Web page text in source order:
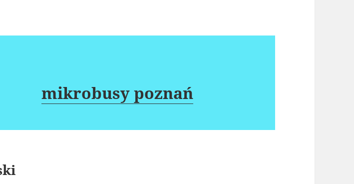
mikrobusy poznań